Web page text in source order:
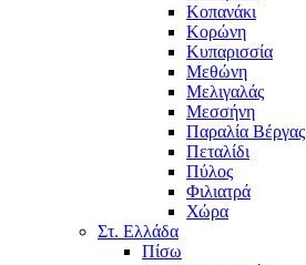
Κοπανάκι
Κορώνη
Κυπαρισσία
Μεθώνη
Μελιγαλάς
Μεσσήνη
Παραλία Βέργας
Πεταλίδι
Πύλος
Φιλιατρά
Χώρα
Στ. Ελλάδα
Πίσω